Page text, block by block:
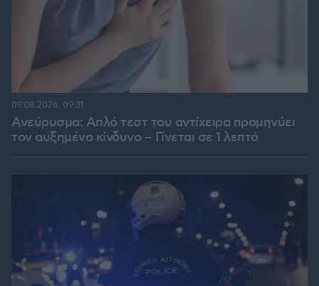
Ανεύρυσμα: Απλό τεστ του αντίχειρα προμηνύει
τον αυξημένο κίνδυνο – Γίνεται σε 1 λεπτό
09.08.2026, 09:31